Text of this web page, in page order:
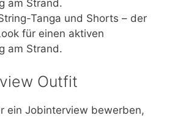
am Strand.
Tanga und Shorts – der
für einen aktiven
am Strand.
Outfit
ein Jobinterview bewerben,